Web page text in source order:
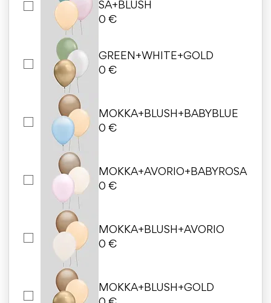
SA+BLUSH
0 €
GREEN+WHITE+GOLD
0 €
MOKKA+BLUSH+BABYBLUE
0 €
MOKKA+AVORIO+BABYROSA
0 €
MOKKA+BLUSH+AVORIO
0 €
MOKKA+BLUSH+GOLD